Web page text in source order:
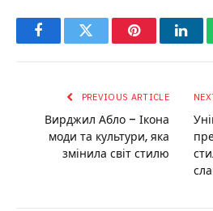
FacebookTwitter Pinterest
PREVIOUS ARTICLE
Вирджил Абло – Ікона
моди та культури, яка
змінила світ стилю